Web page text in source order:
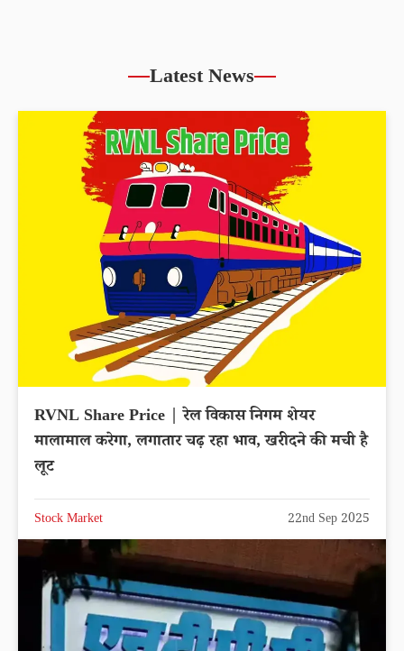
Latest News
RVNL Share Price | रेल विकास निगम शेयर
मालामाल करेगा, लगातार चढ़ रहा भाव, खरीदने की मची है
लूट
Stock Market 22nd Sep 2025